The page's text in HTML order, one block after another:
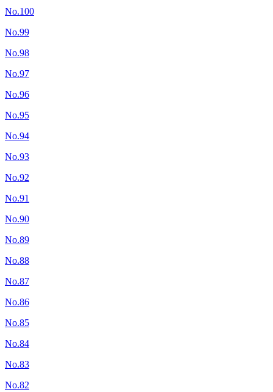
No.100
No.99
No.98
No.97
No.96
No.95
No.94
No.93
No.92
No.91
No.90
No.89
No.88
No.87
No.86
No.85
No.84
No.83
No.82